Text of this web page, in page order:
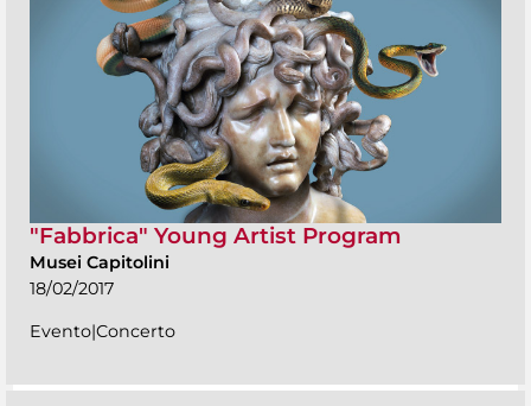
"Fabbrica" Young Artist Program
Musei Capitolini
18/02/2017
Evento|Concerto